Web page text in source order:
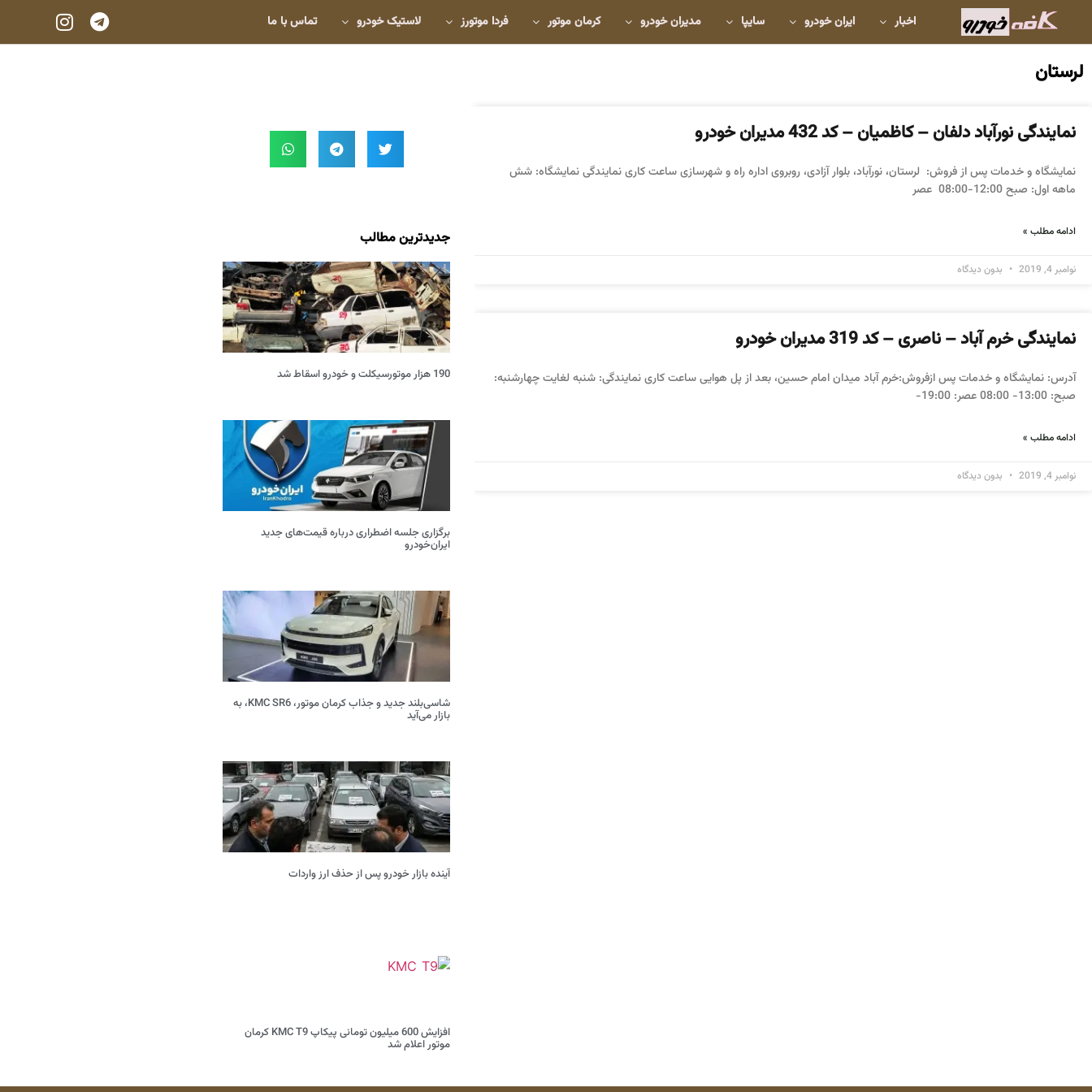
اخبار ایران خودرو سایپا مدیران خودرو کرمان موتور فردا موتورز لاستیک خودرو تماس با ما
لرستان
نمایندگی نورآباد دلفان – کاظمیان – کد 432 مدیران خودرو
نمایشگاه و خدمات پس از فروش: لرستان، نورآباد، بلوار آزادی، روبروی اداره راه و شهرسازی ساعت کاری نمایندگی نمایشگاه: شش
ماهه اول: صبح 12:00-08:00 عصر
ادامه مطلب »
نوامبر 4, 2019 بدون دیدگاه
نمایندگی خرم آباد – ناصری – کد 319 مدیران خودرو
آدرس: نمایشگاه و خدمات پس ازفروش:خرم آباد میدان امام حسین، بعد از پل هوایی ساعت کاری نمایندگی: شنبه لغایت چهارشنبه:
صبح: 13:00- 08:00 عصر: 19:00-
ادامه مطلب »
نوامبر 4, 2019 بدون دیدگاه
جدیدترین مطالب
190 هزار موتورسیکلت و خودرو اسقاط شد
برگزاری جلسه اضطراری درباره قیمت‌های جدید
ایران‌خودرو
شاسی‌بلند جدید و جذاب کرمان موتور، KMC SR6، به
بازار می‌آید
آینده بازار خودرو پس از حذف ارز واردات
افزایش 600 میلیون تومانی پیکاپ KMC T9 کرمان
موتور اعلام شد